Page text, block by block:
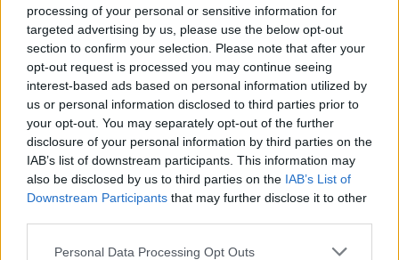
processing of your personal or sensitive information for
targeted advertising by us, please use the below opt-out
section to confirm your selection. Please note that after your
opt-out request is processed you may continue seeing
interest-based ads based on personal information utilized by
us or personal information disclosed to third parties prior to
your opt-out. You may separately opt-out of the further
disclosure of your personal information by third parties on the
IAB’s list of downstream participants. This information may
also be disclosed by us to third parties on the IAB’s List of
Downstream Participants that may further disclose it to other
Please note that this website/app uses one or more Google
Personal Data Processing Opt Outs